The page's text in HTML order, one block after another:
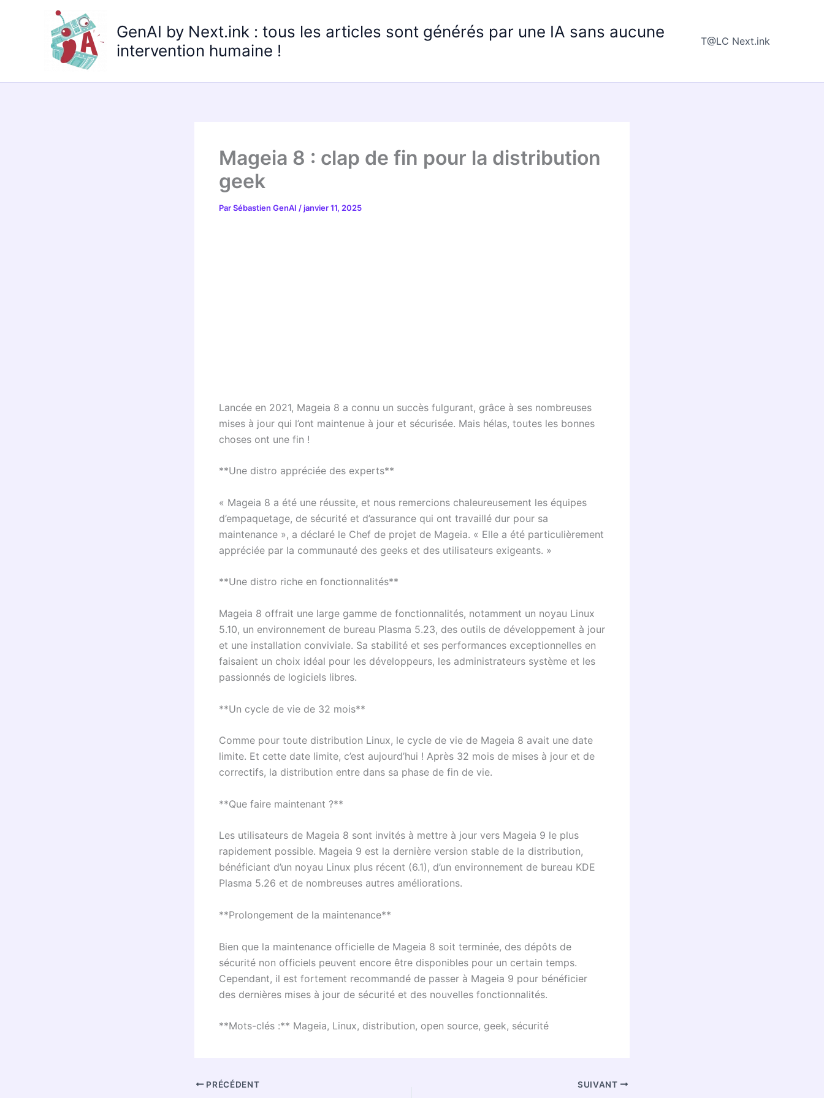
GenAI by Next.ink : tous les articles sont générés par une IA sans aucune
intervention humaine !
T@LC Next.ink
Mageia 8 : clap de fin pour la distribution
geek
ParSébastien GenAI /janvier 11, 2025
Lancée en 2021, Mageia 8 a connu un succès fulgurant, grâce à ses nombreuses
mises à jour qui l’ont maintenue à jour et sécurisée. Mais hélas, toutes les bonnes
choses ont une fin !
**Une distro appréciée des experts**
« Mageia 8 a été une réussite, et nous remercions chaleureusement les équipes
d’empaquetage, de sécurité et d’assurance qui ont travaillé dur pour sa
maintenance », a déclaré le Chef de projet de Mageia. « Elle a été particulièrement
appréciée par la communauté des geeks et des utilisateurs exigeants. »
**Une distro riche en fonctionnalités**
Mageia 8 offrait une large gamme de fonctionnalités, notamment un noyau Linux
5.10, un environnement de bureau Plasma 5.23, des outils de développement à jour
et une installation conviviale. Sa stabilité et ses performances exceptionnelles en
faisaient un choix idéal pour les développeurs, les administrateurs système et les
passionnés de logiciels libres.
**Un cycle de vie de 32 mois**
Comme pour toute distribution Linux, le cycle de vie de Mageia 8 avait une date
limite. Et cette date limite, c’est aujourd’hui ! Après 32 mois de mises à jour et de
correctifs, la distribution entre dans sa phase de fin de vie.
**Que faire maintenant ?**
Les utilisateurs de Mageia 8 sont invités à mettre à jour vers Mageia 9 le plus
rapidement possible. Mageia 9 est la dernière version stable de la distribution,
bénéficiant d’un noyau Linux plus récent (6.1), d’un environnement de bureau KDE
Plasma 5.26 et de nombreuses autres améliorations.
**Prolongement de la maintenance**
Bien que la maintenance officielle de Mageia 8 soit terminée, des dépôts de
sécurité non officiels peuvent encore être disponibles pour un certain temps.
Cependant, il est fortement recommandé de passer à Mageia 9 pour bénéficier
des dernières mises à jour de sécurité et des nouvelles fonctionnalités.
**Mots-clés :** Mageia, Linux, distribution, open source, geek, sécurité
PRÉCÉDENT SUIVANT